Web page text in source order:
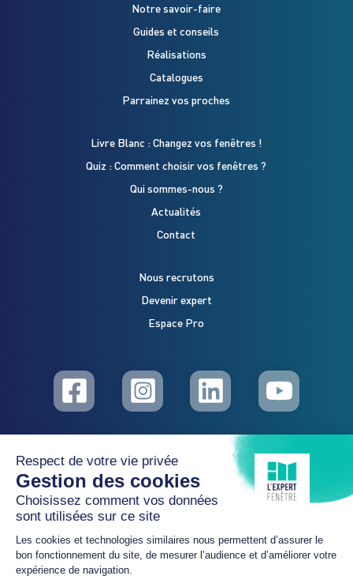
Notre savoir-faire
Guides et conseils
Réalisations
Catalogues
Parrainez vos proches
Livre Blanc : Changez vos fenêtres !
Quiz : Comment choisir vos fenêtres ?
Qui sommes-nous ?
Actualités
Contact
Nous recrutons
Devenir expert
Espace Pro